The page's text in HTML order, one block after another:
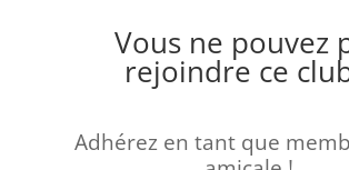
Vous ne pouvez
rejoindre ce
Adhérez en tant que